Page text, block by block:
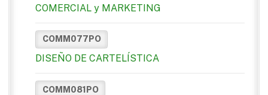
COMERCIAL y MARKETING
COMM077PO
DISEÑO DE CARTELÍSTICA
COMM081PO